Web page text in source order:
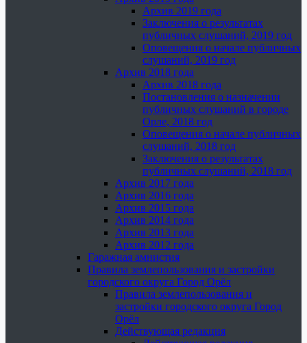
Архив 2019 года
Заключения о результатах
публичных слушаний, 2019 год
Оповещения о начале публичных
слушаний, 2019 год
Архив 2018 года
Архив 2018 года
Постановления о назначении
публичных слушаний в городе
Орле, 2018 год
Оповещения о начале публичных
слушаний, 2018 год
Заключения о результатах
публичных слушаний, 2018 год
Архив 2017 года
Архив 2016 года
Архив 2015 года
Архив 2014 года
Архив 2013 года
Архив 2012 года
Гаражная амнистия
Правила землепользования и застройки
городского округа Город Орёл
Правила землепользования и
застройки городского округа Город
Орёл
Действующая редакция